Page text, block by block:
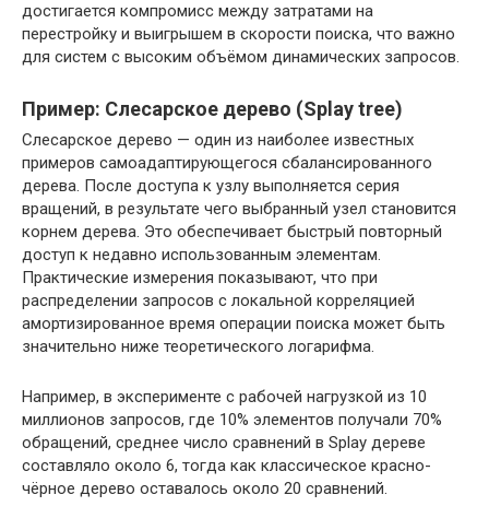
достигается компромисс между затратами на
перестройку и выигрышем в скорости поиска, что важно
для систем с высоким объёмом динамических запросов.
Пример: Слесарское дерево (Splay tree)
Слесарское дерево — один из наиболее известных
примеров самоадаптирующегося сбалансированного
дерева. После доступа к узлу выполняется серия
вращений, в результате чего выбранный узел становится
корнем дерева. Это обеспечивает быстрый повторный
доступ к недавно использованным элементам.
Практические измерения показывают, что при
распределении запросов с локальной корреляцией
амортизированное время операции поиска может быть
значительно ниже теоретического логарифма.
Например, в эксперименте с рабочей нагрузкой из 10
миллионов запросов, где 10% элементов получали 70%
обращений, среднее число сравнений в Splay дереве
составляло около 6, тогда как классическое красно-
чёрное дерево оставалось около 20 сравнений.